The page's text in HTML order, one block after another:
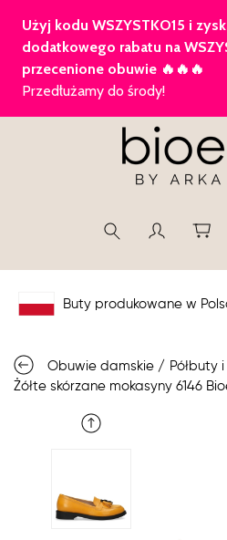
Buty produkowane w
Obuwie damskie / Półbuty
Żółte skórzane mokasyny 6146